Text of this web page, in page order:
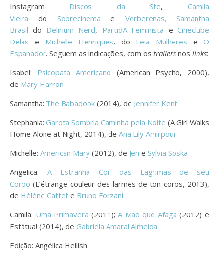
Instagram Discos da Ste, Camila
Vieira do Sobrecinema e Verberenas,
Samantha
Brasil do Delirium Nerd, PartidA Feminista eCineclube
Delas e Michelle Henriques, do Leia Mulheres e O
Espanador. Seguem as indicações, com os trailers nos links:
Isabel: Psicopata Americano (American Psycho, 2000),
de Mary Harron
Samantha: The Babadook (2014), de Jennifer Kent
Stephania:Garota Sombria Caminha pela Noite (A Girl Walks
Home Alone at Night, 2014), de Ana Lily Amirpour
Michelle: American Mary (2012), de Jen e Sylvia Soska
Angélica: A Estranha Cor das Lágrimas de seu
Corpo (L’étrange couleur des larmes de ton corps, 2013),
de Hélène Cattet e Bruno Forzani
Camila: Uma Primavera (2011);A Mão que Afaga (2012) e
Estátua! (2014), de Gabriela Amaral Almeida
Edição: Angélica Hellish